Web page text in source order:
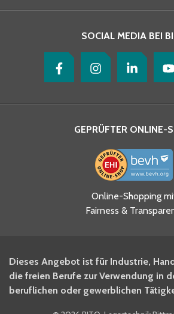
Ja, ich habe die
und akzeptiere diese.
BITO Newsletter
Intralogistiker
SOCIAL MEDIA BEI
GEPRÜFTER ONLINE-
Online-Shopping
Fairness &
Dieses Angebot ist für Industrie,
die freien Berufe zur Verwendung in
beruflichen oder gewerblichen